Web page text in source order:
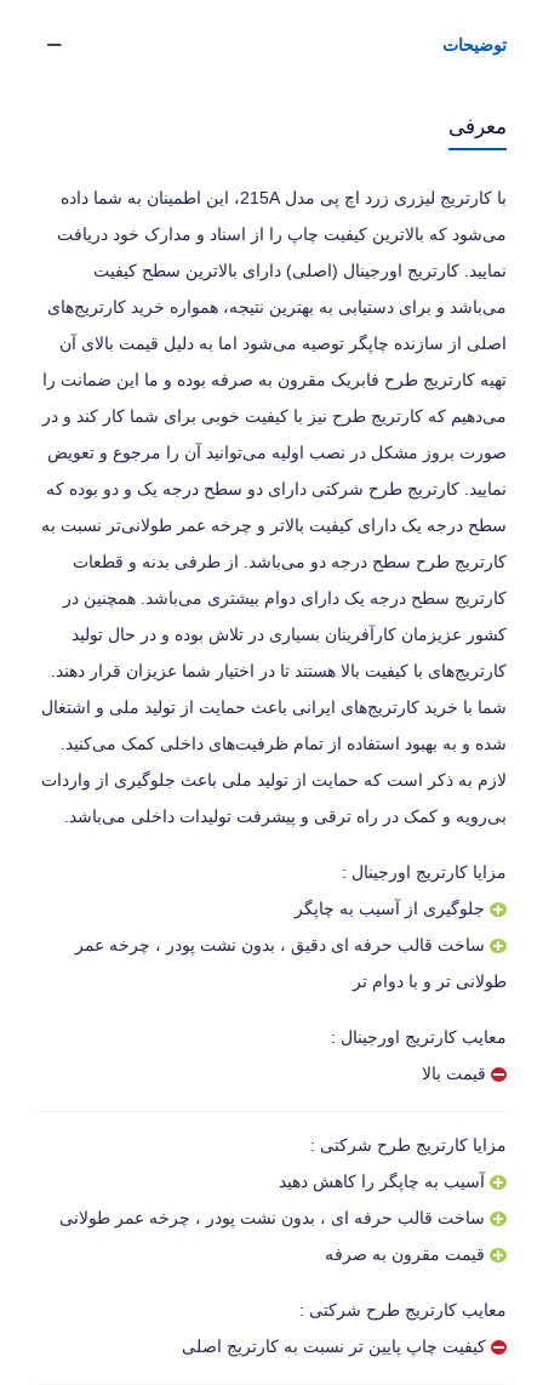
توضیحات
معرفی
با کارتریج لیزری زرد اچ پی مدل 215A، این اطمینان به شما داده
می‌شود که بالاترین کیفیت چاپ را از اسناد و مدارک خود دریافت
نمایید. کارتریج اورجینال (اصلی) دارای بالاترین سطح کیفیت
می‌باشد و برای دستیابی به بهترین نتیجه، همواره خرید کارتریج‌های
اصلی از سازنده چاپگر توصیه می‌شود اما به دلیل قیمت بالای آن
تهیه کارتریج طرح فابریک مقرون به صرفه بوده و ما این ضمانت را
می‌دهیم که کارتریج طرح نیز با کیفیت خوبی برای شما کار کند و در
صورت بروز مشکل در نصب اولیه می‌توانید آن را مرجوع و تعویض
نمایید. کارتریج طرح شرکتی دارای دو سطح درجه یک و دو بوده که
سطح درجه یک دارای کیفیت بالاتر و چرخه عمر طولانی‌تر نسبت به
کارتریج طرح سطح درجه دو می‌باشد. از طرفی بدنه و قطعات
کارتریج سطح درجه یک دارای دوام بیشتری می‌باشد. همچنین در
کشور عزیزمان کارآفرینان بسیاری در تلاش بوده و در حال تولید
کارتریج‌های با کیفیت بالا هستند تا در اختیار شما عزیزان قرار دهند.
شما با خرید کارتریج‌های ایرانی باعث حمایت از تولید ملی و اشتغال
شده و به بهبود استفاده از تمام ظرفیت‌های داخلی کمک می‌کنید.
لازم به ذکر است که حمایت از تولید ملی باعث جلوگیری از واردات
بی‌رویه و کمک در راه ترقی و پیشرفت تولیدات داخلی می‌باشد.
مزایا کارتریج اورجینال :
جلوگیری از آسیب به چاپگر
ساخت قالب حرفه ای دقیق ، بدون نشت پودر ، چرخه عمر
طولانی تر و با دوام تر
معایب کارتریج اورجینال :
قیمت بالا
مزایا کارتریج طرح شرکتی :
آسیب به چاپگر را کاهش دهید
ساخت قالب حرفه ای ، بدون نشت پودر ، چرخه عمر طولانی
قیمت مقرون به صرفه
معایب کارتریج طرح شرکتی :
کیفیت چاپ پایین تر نسبت به کارتریج اصلی